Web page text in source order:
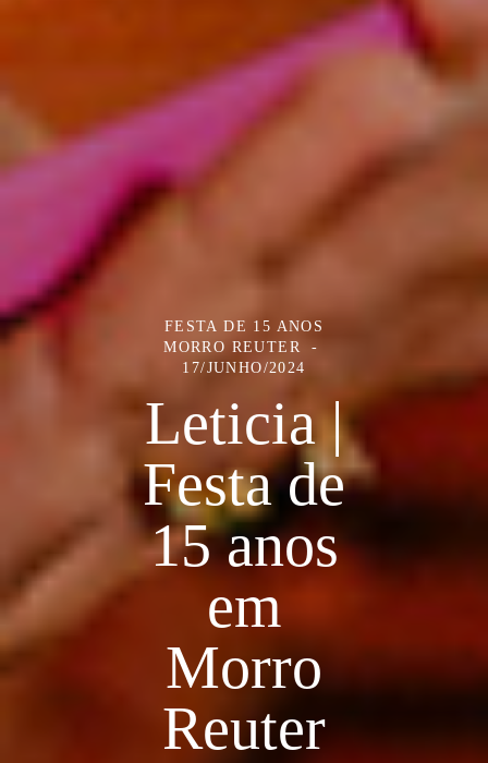
FESTA DE 15 ANOS
MORRO REUTER
17/JUNHO/2024
Leticia |
Festa de
15 anos
em
Morro
Reuter